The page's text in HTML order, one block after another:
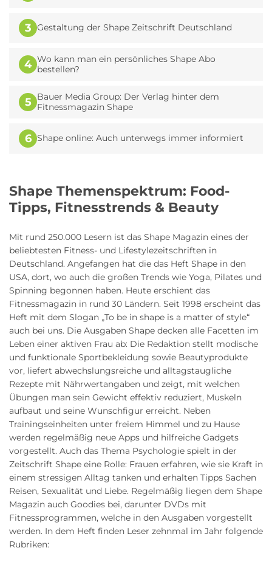
Shape Themenspektrum: Food-
Tipps, Fitnesstrends & Beauty
Mit rund 250.000 Lesern ist das Shape Magazin eines der
beliebtesten Fitness- und Lifestylezeitschriften in
Deutschland. Angefangen hat die das Heft Shape in den
USA, dort, wo auch die großen Trends wie Yoga, Pilates und
Spinning begonnen haben. Heute erschient das
Fitnessmagazin in rund 30 Ländern. Seit 1998 erscheint das
Heft mit dem Slogan „To be in shape is a matter of style“
auch bei uns. Die Ausgaben Shape decken alle Facetten im
Leben einer aktiven Frau ab: Die Redaktion stellt modische
und funktionale Sportbekleidung sowie Beautyprodukte
vor, liefert abwechslungsreiche und alltagstaugliche
Rezepte mit Nährwertangaben und zeigt, mit welchen
Übungen man sein Gewicht effektiv reduziert, Muskeln
aufbaut und seine Wunschfigur erreicht. Neben
Trainingseinheiten unter freiem Himmel und zu Hause
werden regelmäßig neue Apps und hilfreiche Gadgets
vorgestellt. Auch das Thema Psychologie spielt in der
Zeitschrift Shape eine Rolle: Frauen erfahren, wie sie Kraft in
einem stressigen Alltag tanken und erhalten Tipps Sachen
Reisen, Sexualität und Liebe. Regelmäßig liegen dem Shape
Magazin auch Goodies bei, darunter DVDs mit
Fitnessprogrammen, welche in den Ausgaben vorgestellt
werden. In dem Heft finden Leser zehnmal im Jahr folgende
Rubriken:
3 Gestaltung der Shape Zeitschrift Deutschland
4 Wo kann man ein persönliches Shape Abo
bestellen?
5 Bauer Media Group: Der Verlag hinter dem
Fitnessmagazin Shape
6 Shape online: Auch unterwegs immer informiert